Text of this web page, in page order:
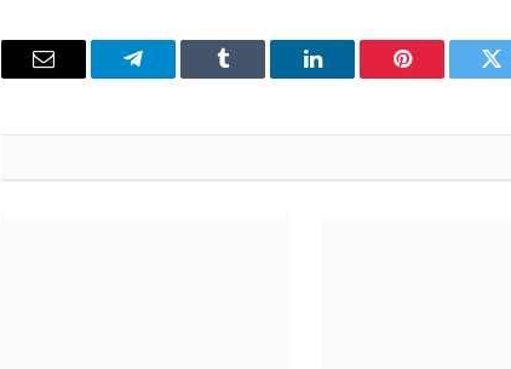
تويتر بينتيريستلينكدإن Tumblr تيلقرام
البريد